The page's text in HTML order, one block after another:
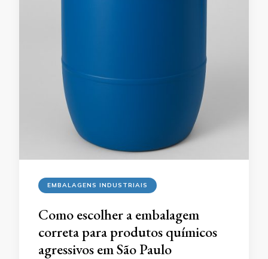
EMBALAGENS INDUSTRIAIS
Como escolher a embalagem
correta para produtos químicos
agressivos em São Paulo